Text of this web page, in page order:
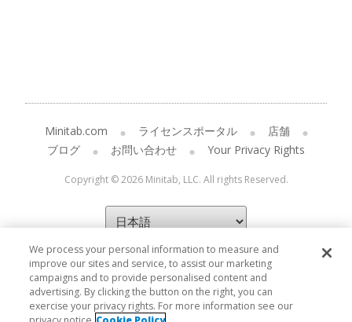
Minitab.com ライセンスポータル
店舗
ブログ
お問い合わせ Your Privacy Rights
Copyright © 2026 Minitab, LLC. All rights Reserved.
We process your personal information to measure and
improve our sites and service, to assist our marketing
campaigns and to provide personalised content and
advertising. By clicking the button on the right, you can
exercise your privacy rights. For more information see our